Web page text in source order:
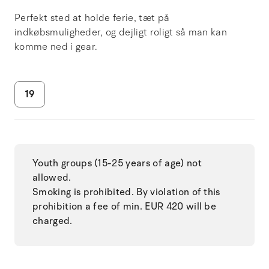
Perfekt sted at holde ferie, tæt på
indkøbsmuligheder, og dejligt roligt så man kan
komme ned i gear.
19
Youth groups (15-25 years of age) not
allowed.
Smoking is prohibited. By violation of this
prohibition a fee of min. EUR 420 will be
charged.